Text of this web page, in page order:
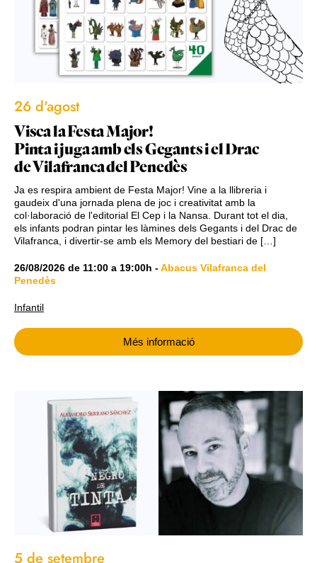
26 d'agost
Visca la Festa Major!
Pinta i juga amb els Gegants i el Drac
de Vilafranca del Penedès
Ja es respira ambient de Festa Major! Vine a la llibreria i
gaudeix d'una jornada plena de joc i creativitat amb la
col·laboració de l'editorial El Cep i la Nansa. Durant tot el dia,
els infants podran pintar les làmines dels Gegants i del Drac de
Vilafranca, i divertir-se amb els Memory del bestiari de […]
26/08/2026 de 11:00 a 19:00h -Abacus Vilafranca del
Penedès
Infantil
Més informació
5 de setembre